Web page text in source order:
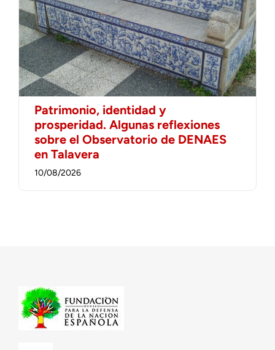
Patrimonio, identidad y
prosperidad. Algunas reflexiones
sobre el Observatorio de DENAES
en Talavera
10/08/2026